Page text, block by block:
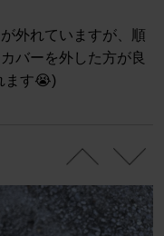
外れていますが、順
バーを外した方が良
ます😭)